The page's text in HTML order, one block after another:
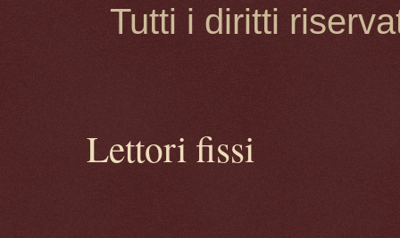
Tutti i diritti
Lettori fissi